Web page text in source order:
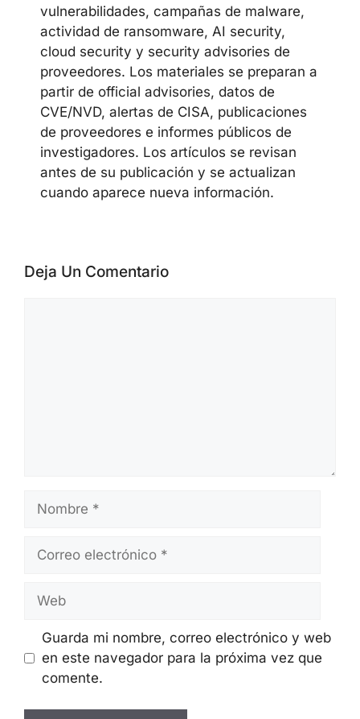
vulnerabilidades, campañas de malware,
actividad de ransomware, AI security,
cloud security y security advisories de
proveedores. Los materiales se preparan a
partir de official advisories, datos de
CVE/NVD, alertas de CISA, publicaciones
de proveedores e informes públicos de
investigadores. Los artículos se revisan
antes de su publicación y se actualizan
cuando aparece nueva información.
Deja Un Comentario
Nombre
Correo
Web
Guarda mi nombre, correo electrónico y web
en este navegador para la próxima vez que
comente.